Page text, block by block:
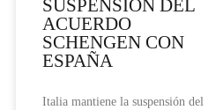
SUSPENSIÓN DEL
ACUERDO
SCHENGEN CON
ESPAÑA
Italia mantiene la suspensión del